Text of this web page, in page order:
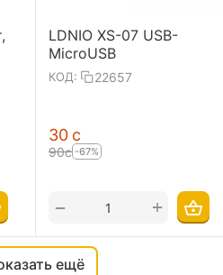
LDNIO XS-07 USB-
MicroUSB
КОД: 22657
‍30‍ с
‍90‍с -67%
+
−
ещё